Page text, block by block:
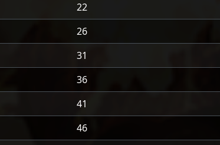
22
26
31
36
41
46